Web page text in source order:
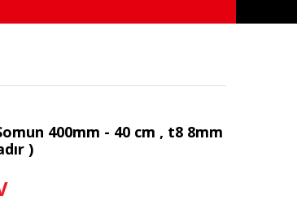
400mm - 40 cm , t8 8mm
)